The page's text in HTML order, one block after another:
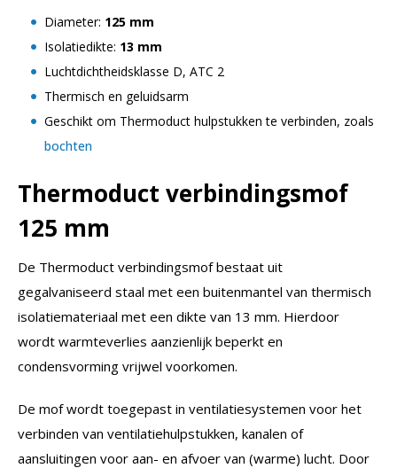
Diameter: 125 mm
Isolatiedikte: 13 mm
Luchtdichtheidsklasse D, ATC 2
Thermisch en geluidsarm
Geschikt om Thermoduct hulpstukken te verbinden, zoals
bochten
Thermoduct verbindingsmof
125 mm
De Thermoduct verbindingsmof bestaat uit
gegalvaniseerd staal met een buitenmantel van thermisch
isolatiemateriaal met een dikte van 13 mm. Hierdoor
wordt warmteverlies aanzienlijk beperkt en
condensvorming vrijwel voorkomen.
De mof wordt toegepast in ventilatiesystemen voor het
verbinden van ventilatiehulpstukken, kanalen of
aansluitingen voor aan- en afvoer van (warme) lucht. Door